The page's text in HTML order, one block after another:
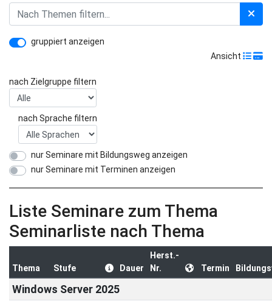
gruppiert anzeigen
Ansicht
nach Zielgruppe filtern
nach Sprache filtern
nur Seminare mit Bildungsweg anzeigen
nur Seminare mit Terminen anzeigen
Liste Seminare zum Thema
Seminarliste nach Thema
Thema Stufe Dauer
Herst.-
Nr.
Termin
Windows Server 2025